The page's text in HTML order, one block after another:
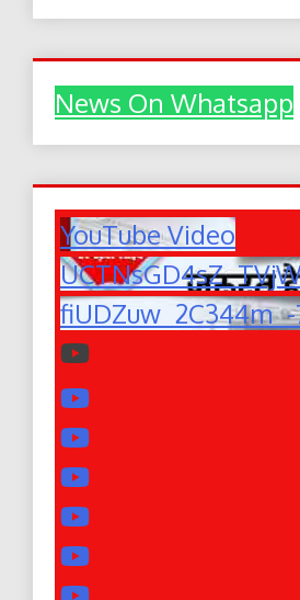
News On Whatsapp
YouTube Video